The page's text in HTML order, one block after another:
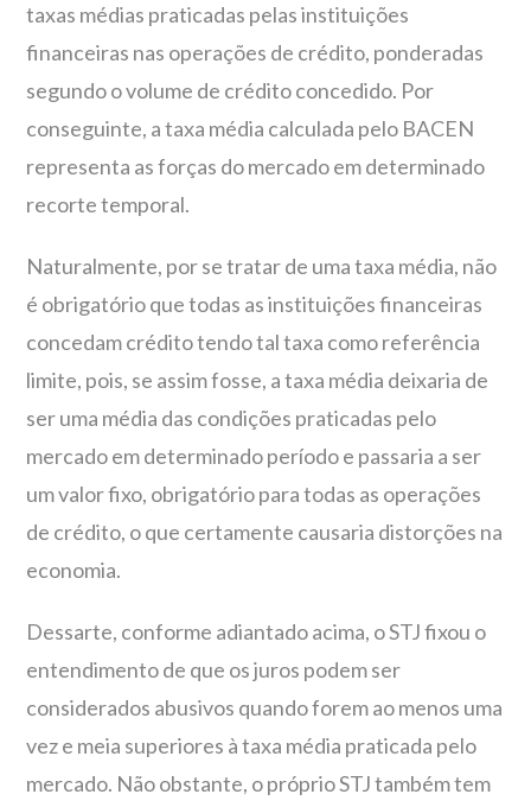
taxas médias praticadas pelas instituições
financeiras nas operações de crédito, ponderadas
segundo o volume de crédito concedido. Por
conseguinte, a taxa média calculada pelo BACEN
representa as forças do mercado em determinado
recorte temporal.
Naturalmente, por se tratar de uma taxa média, não
é obrigatório que todas as instituições financeiras
concedam crédito tendo tal taxa como referência
limite, pois, se assim fosse, a taxa média deixaria de
ser uma média das condições praticadas pelo
mercado em determinado período e passaria a ser
um valor fixo, obrigatório para todas as operações
de crédito, o que certamente causaria distorções na
economia.
Dessarte, conforme adiantado acima, o STJ fixou o
entendimento de que os juros podem ser
considerados abusivos quando forem ao menos uma
vez e meia superiores à taxa média praticada pelo
mercado. Não obstante, o próprio STJ também tem